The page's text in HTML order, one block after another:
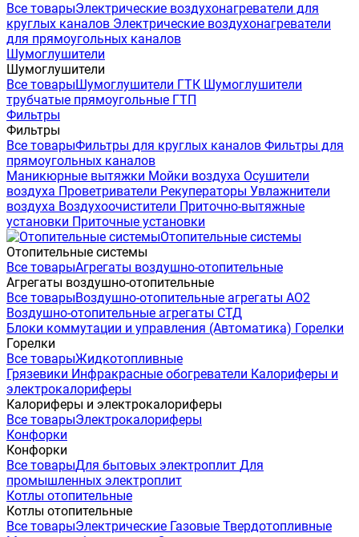
Все товарыЭлектрические воздухонагреватели для
круглых каналов Электрические воздухонагреватели
для прямоугольных каналов
Шумоглушители
Шумоглушители
Все товарыШумоглушители ГТК Шумоглушители
трубчатые прямоугольные ГТП
Фильтры
Фильтры
Все товарыФильтры для круглых каналов Фильтры для
прямоугольных каналов
Маникюрные вытяжки Мойки воздуха Осушители
воздуха Проветриватели Рекуператоры Увлажнители
воздуха Воздухоочистители Приточно-вытяжные
установки Приточные установки
Отопительные системы
Отопительные системы
Все товарыАгрегаты воздушно-отопительные
Агрегаты воздушно-отопительные
Все товарыВоздушно-отопительные агрегаты АО2
Воздушно-отопительные агрегаты СТД
Блоки коммутации и управления (Автоматика) Горелки
Горелки
Все товарыЖидкотопливные
Грязевики Инфракрасные обогреватели Калориферы и
электрокалориферы
Калориферы и электрокалориферы
Все товарыЭлектрокалориферы
Конфорки
Конфорки
Все товарыДля бытовых электроплит Для
промышленных электроплит
Котлы отопительные
Котлы отопительные
Все товарыЭлектрические Газовые Твердотопливные